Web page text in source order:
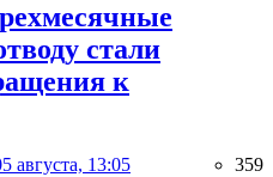
стали
к
августа, 13:05 359